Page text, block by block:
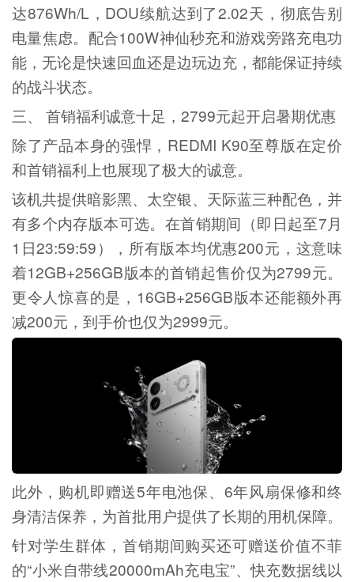
达876Wh/L，DOU续航达到了2.02天，彻底告别
电量焦虑。配合100W神仙秒充和游戏旁路充电功
能，无论是快速回血还是边玩边充，都能保证持续
的战斗状态。
三、 首销福利诚意十足，2799元起开启暑期优惠
除了产品本身的强悍，REDMI K90至尊版在定价
和首销福利上也展现了极大的诚意。
该机共提供暗影黑、太空银、天际蓝三种配色，并
有多个内存版本可选。在首销期间（即日起至7月
1日23:59:59），所有版本均优惠200元，这意味
着12GB+256GB版本的首销起售价仅为2799元。
更令人惊喜的是，16GB+256GB版本还能额外再
减200元，到手价也仅为2999元。
此外，购机即赠送5年电池保、6年风扇保修和终
身清洁保养，为首批用户提供了长期的用机保障。
针对学生群体，首销期间购买还可赠送价值不菲
的“小米自带线20000mAh充电宝”、快充数据线以